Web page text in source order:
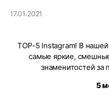
17.01.2021
TOP-5 Instagram! В
самые яркие,
знаменитостей
5